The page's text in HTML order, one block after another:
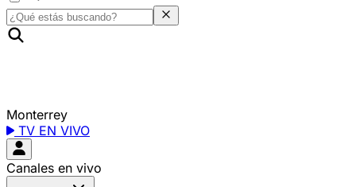
Monterrey
TV EN VIVO
Canales en vivo